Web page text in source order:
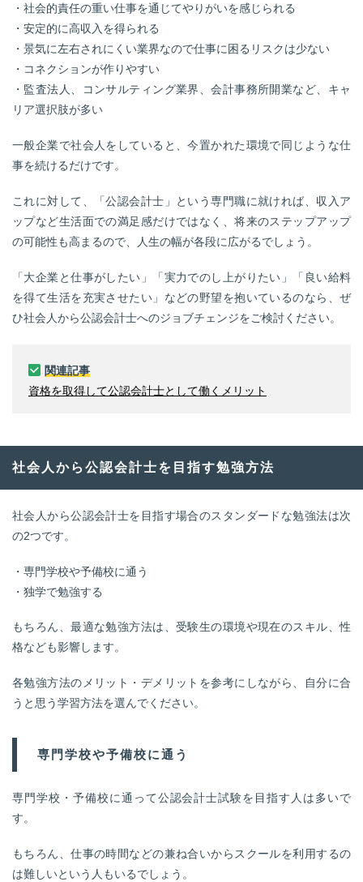
・社会的責任の重い仕事を通じてやりがいを感じられる
・安定的に高収入を得られる
・景気に左右されにくい業界なので仕事に困るリスクは少ない
・コネクションが作りやすい
・監査法人、コンサルティング業界、会計事務所開業など、キャ
リア選択肢が多い
一般企業で社会人をしていると、今置かれた環境で同じような仕
事を続けるだけです。
これに対して、「公認会計士」という専門職に就ければ、収入ア
ップなど生活面での満足感だけではなく、将来のステップアップ
の可能性も高まるので、人生の幅が各段に広がるでしょう。
「大企業と仕事がしたい」「実力でのし上がりたい」「良い給料
を得て生活を充実させたい」などの野望を抱いているのなら、ぜ
ひ社会人から公認会計士へのジョブチェンジをご検討ください。
関連記事
資格を取得して公認会計士として働くメリット
社会人から公認会計士を目指す勉強方法
社会人から公認会計士を目指す場合のスタンダードな勉強法は次
の2つです。
・専門学校や予備校に通う
・独学で勉強する
もちろん、最適な勉強方法は、受験生の環境や現在のスキル、性
格なども影響します。
各勉強方法のメリット・デメリットを参考にしながら、自分に合
うと思う学習方法を選んでください。
専門学校や予備校に通う
専門学校・予備校に通って公認会計士試験を目指す人は多いで
す。
もちろん、仕事の時間などの兼ね合いからスクールを利用するの
は難しいという人もいるでしょう。